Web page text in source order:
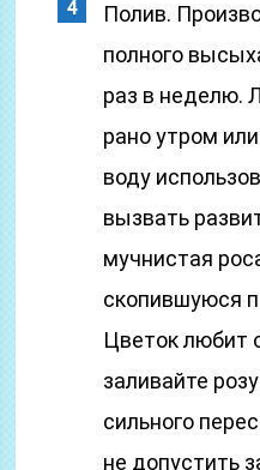
Полив.
полного
раз в неделю.
рано утром
воду
вызвать
мучнистая
скопившуюся
Цветок любит
заливайте
сильного
не допустить